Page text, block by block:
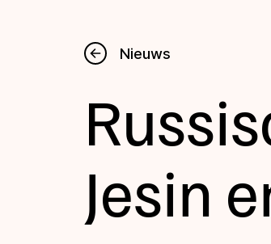
Nieuws
Kalender
Disciplines
Uitslagen
Nieuws
Jesin